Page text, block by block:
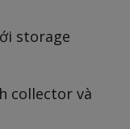
storage
collector và